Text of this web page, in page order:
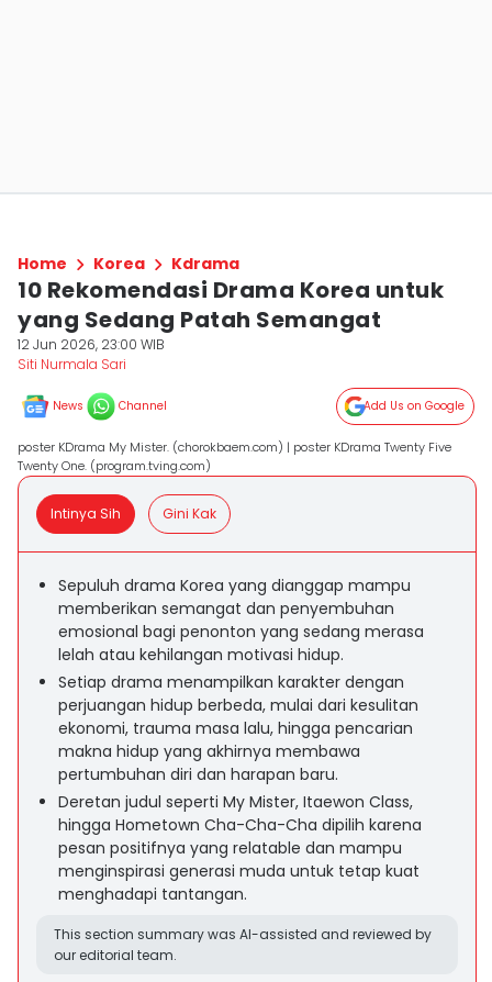
Home Korea Kdrama
10 Rekomendasi Drama Korea untuk
yang Sedang Patah Semangat
12 Jun 2026, 23:00 WIB
Siti Nurmala Sari
News Channel Add Us on Google
poster KDrama My Mister. (chorokbaem.com) | poster KDrama Twenty Five
Twenty One. (program.tving.com)
Intinya Sih Gini Kak
Sepuluh drama Korea yang dianggap mampu
memberikan semangat dan penyembuhan
emosional bagi penonton yang sedang merasa
lelah atau kehilangan motivasi hidup.
Setiap drama menampilkan karakter dengan
perjuangan hidup berbeda, mulai dari kesulitan
ekonomi, trauma masa lalu, hingga pencarian
makna hidup yang akhirnya membawa
pertumbuhan diri dan harapan baru.
Deretan judul seperti My Mister, Itaewon Class,
hingga Hometown Cha-Cha-Cha dipilih karena
pesan positifnya yang relatable dan mampu
menginspirasi generasi muda untuk tetap kuat
menghadapi tantangan.
This section summary was AI-assisted and reviewed by
our editorial team.